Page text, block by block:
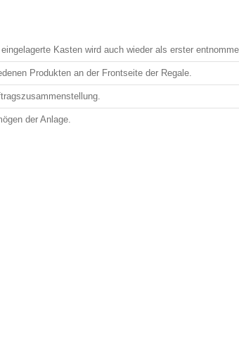
Kasten wird auch wieder als erster
Produkten an der Frontseite der Regale.
der Anlage.